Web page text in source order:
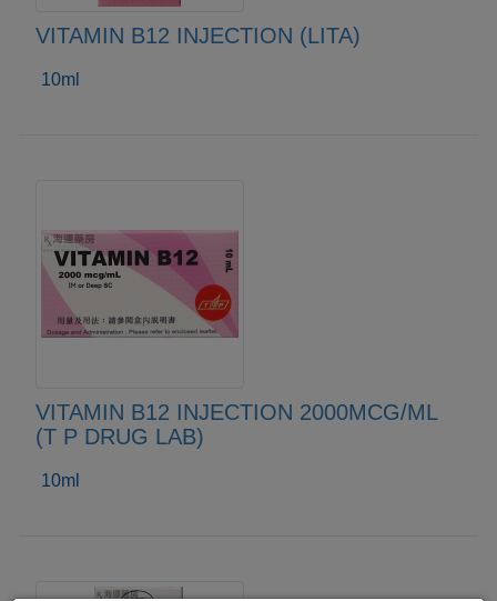
VITAMIN B12 INJECTION (LITA)
10ml
VITAMIN B12 INJECTION 2000MCG/ML
(T P DRUG LAB)
10ml